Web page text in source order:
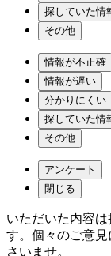
探していた情
その他
情報が不正確
情報が遅い
分かりにくい
探していた情
その他
アンケート
閉じる
いただいた内容
す。個々のご意
さいませ。